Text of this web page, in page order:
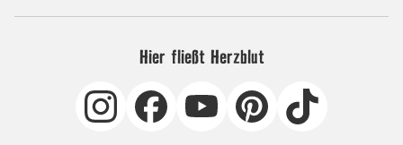
Hier fließt Herzblut